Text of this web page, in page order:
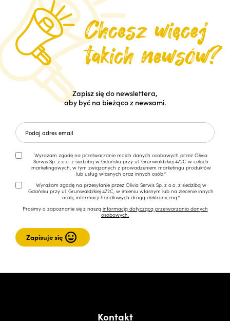
Zapisz się do newslettera,
aby być na bieżąco z newsami.
Wyrażam zgodę na przetwarzanie moich danych osobowych przez Olivia
Serwis Sp. z o.o. z siedzibą w Gdańsku przy ul. Grunwaldzkiej 472C w celach
marketingowych, w tym związanych z prowadzeniem marketingu produktów
lub usług własnych oraz innych osób.*
Wyrażam zgodę na przesyłanie przez Olivia Serwis Sp. z o.o. z siedzibą w
Gdańsku przy ul. Grunwaldzkiej 472C, w imieniu własnym lub na zlecenie innych
osób, informacji handlowych drogą elektroniczną.*
Prosimy o zapoznanie się z naszą informacją dotyczącą przetwarzania danych
osobowych.
Kontakt